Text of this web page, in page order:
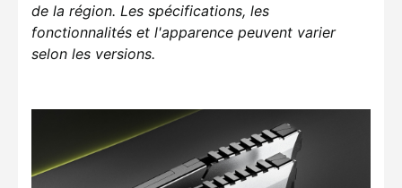
de la région. Les spécifications, les
fonctionnalités et l'apparence peuvent varier
selon les versions.